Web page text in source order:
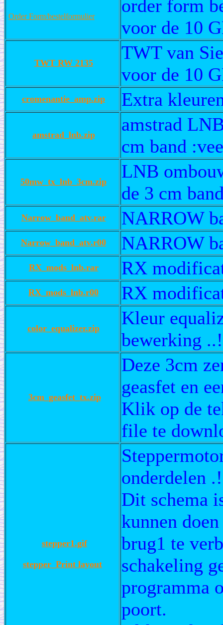
Order Form/bestelformulier
order form
voor de 10
TWT RW 2135
TWT van
voor de 10
cromenantie_amp.zip Extra
amstrad_lnb.zip
amstrad
cm band
50mw_tx_lnb_3cm.zip
LNB
de 3 cm
Narrow_band_atv.rar NARROW
Narrow_band_atv.r00 NARROW
RX_mods_lnb.rar RX
RX_mods_lnb.r00 RX
color_equalizer.zip
Kleur
bewerking
3cm_geasfet_tx.zip
Deze 3cm
geasfet en
Klik op de
file te
stepper1.gif
stepper_Print layout
onderdelen .!
Dit schema
kunnen
brug1 te
schakeling
programma
poort.